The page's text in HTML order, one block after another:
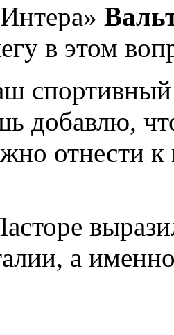
в этом
спортивный
добавлю,
отнести к
а